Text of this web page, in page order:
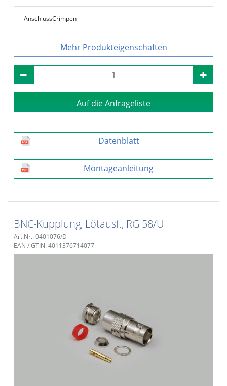
AnschlussCrimpen
Produkteigenschaften
Auf die Anfrageliste
Datenblatt
Montageanleitung
BNC-Kupplung, Lötausf., RG 58/U
Art.Nr.: 0401076/D
EAN / GTIN: 4011376714077